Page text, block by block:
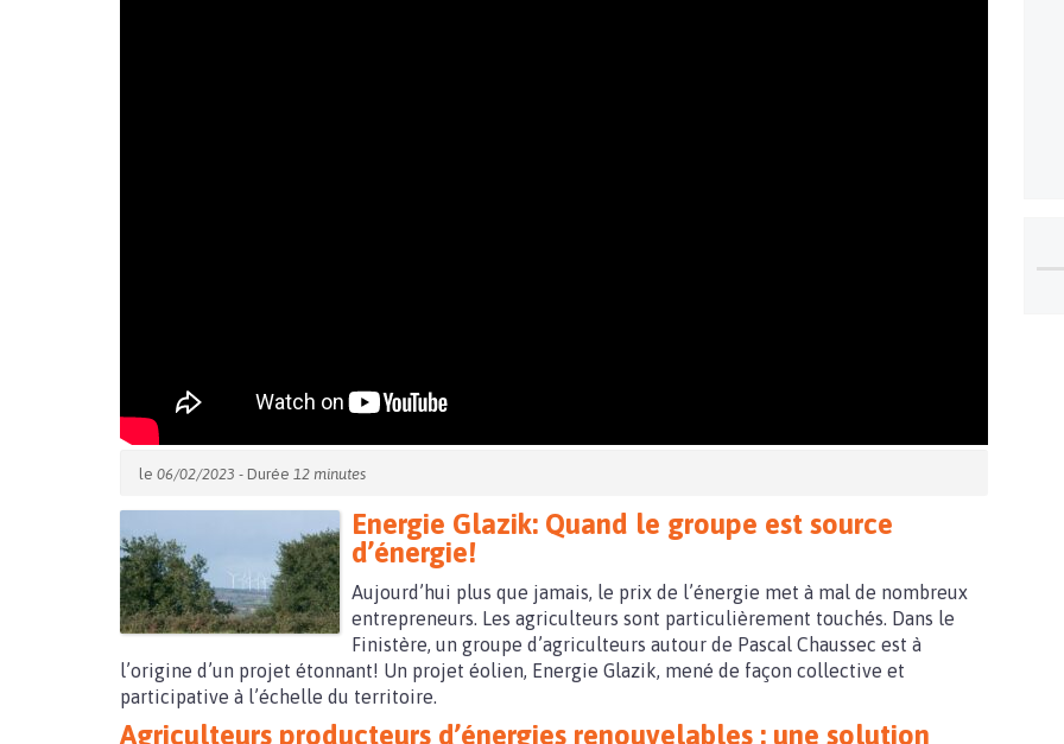
le 06/02/2023 - Durée 12 minutes
Energie Glazik: Quand le groupe est source
d’énergie!
Aujourd’hui plus que jamais, le prix de l’énergie met à mal de nombreux
entrepreneurs. Les agriculteurs sont particulièrement touchés. Dans le
Finistère, un groupe d’agriculteurs autour de Pascal Chaussec est à
l’origine d’un projet étonnant! Un projet éolien, Energie Glazik, mené de façon collective et
participative à l’échelle du territoire.
Agriculteurs producteurs d’énergies renouvelables : une solution